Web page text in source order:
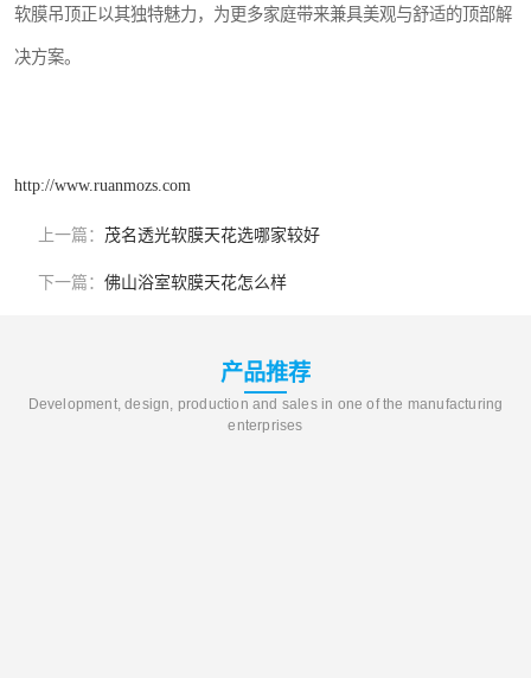
软膜吊顶正以其独特魅力，为更多家庭带来兼具美观与舒适的顶部解
决方案。
http://www.ruanmozs.com
上一篇： 茂名透光软膜天花选哪家较好
下一篇： 佛山浴室软膜天花怎么样
产品推荐
Development, design, production and sales in one of the manufacturing
enterprises